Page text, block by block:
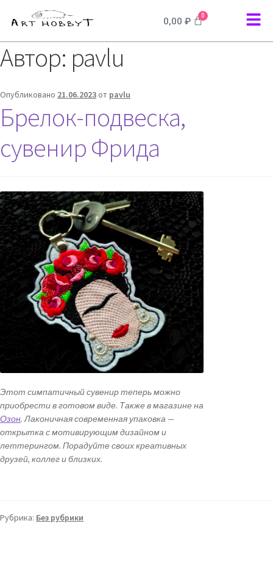
0,00 ₽
0
Автор: pavlu
Опубликовано 21.06.2023от pavlu
Брелок-подвеска,
сувенир Фрида
Этот симпатичный сувенир теперь можно
приобрести в готовом виде. Также в магазине на
Озон. Лаконичная современная упаковка —
открытка с мотивирующим дизайном и
леттерингом. Порадуйте своих креативных
друзей, коллег и близких.
Рубрика: Без рубрики